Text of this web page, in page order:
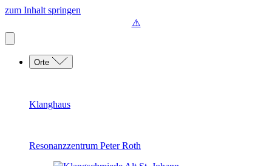
zum Inhalt springen
Orte
Klanghaus
Resonanzzentrum Peter Roth